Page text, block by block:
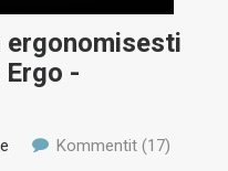
ergonomisesti
-
Kommentit (17)